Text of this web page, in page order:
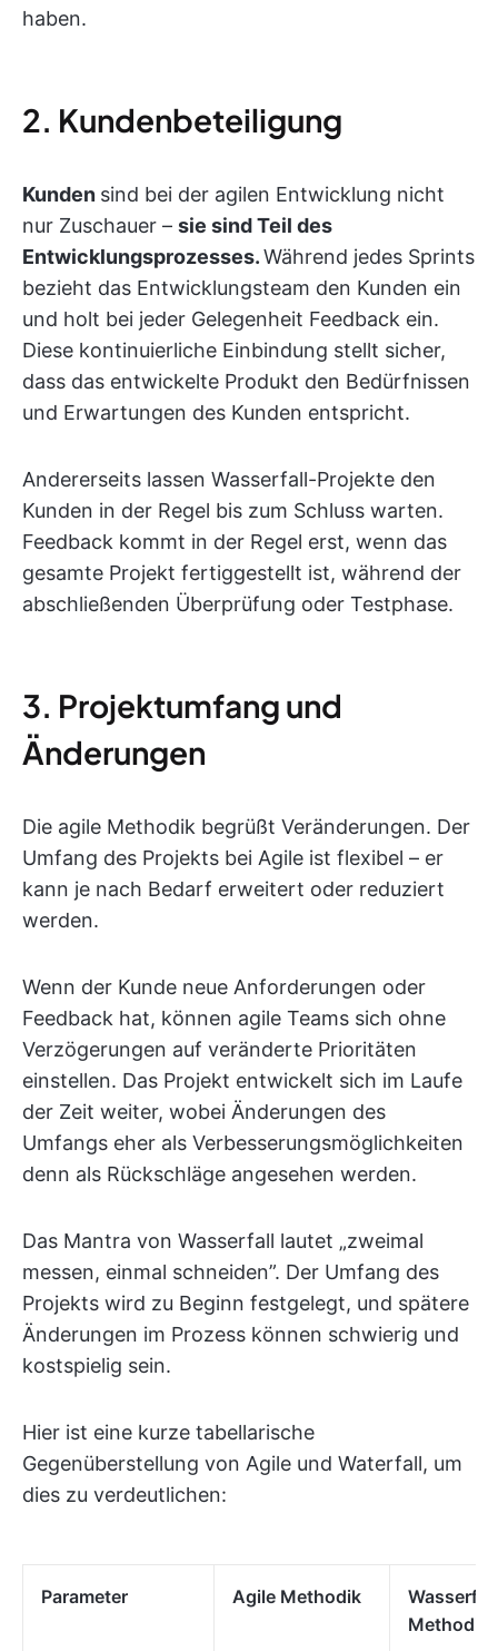
haben.
2. Kundenbeteiligung
Kunden sind bei der agilen Entwicklung nicht
nur Zuschauer – sie sind Teil des
Entwicklungsprozesses.Während jedes Sprints
bezieht das Entwicklungsteam den Kunden ein
und holt bei jeder Gelegenheit Feedback ein.
Diese kontinuierliche Einbindung stellt sicher,
dass das entwickelte Produkt den Bedürfnissen
und Erwartungen des Kunden entspricht.
Andererseits lassen Wasserfall-Projekte den
Kunden in der Regel bis zum Schluss warten.
Feedback kommt in der Regel erst, wenn das
gesamte Projekt fertiggestellt ist, während der
abschließenden Überprüfung oder Testphase.
3. Projektumfang und
Änderungen
Die agile Methodik begrüßt Veränderungen. Der
Umfang des Projekts bei Agile ist flexibel – er
kann je nach Bedarf erweitert oder reduziert
werden.
Wenn der Kunde neue Anforderungen oder
Feedback hat, können agile Teams sich ohne
Verzögerungen auf veränderte Prioritäten
einstellen. Das Projekt entwickelt sich im Laufe
der Zeit weiter, wobei Änderungen des
Umfangs eher als Verbesserungsmöglichkeiten
denn als Rückschläge angesehen werden.
Das Mantra von Wasserfall lautet „zweimal
messen, einmal schneiden”. Der Umfang des
Projekts wird zu Beginn festgelegt, und spätere
Änderungen im Prozess können schwierig und
kostspielig sein.
Hier ist eine kurze tabellarische
Gegenüberstellung von Agile und Waterfall, um
dies zu verdeutlichen:
Parameter Agile Methodik
Methodik